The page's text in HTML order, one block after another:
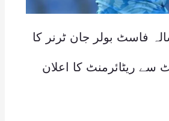
کے25 سالہ فاسٹ بولر جان ٹرنر کا
سے ریٹائرمنٹ کا اعلان